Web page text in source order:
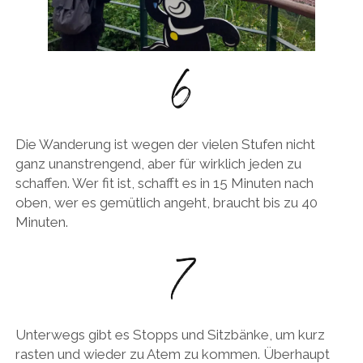
Die Wanderung ist wegen der vielen Stufen nicht
ganz unanstrengend, aber für wirklich jeden zu
schaffen. Wer fit ist, schafft es in 15 Minuten nach
oben, wer es gemütlich angeht, braucht bis zu 40
Minuten.
Unterwegs gibt es Stopps und Sitzbänke, um kurz
rasten und wieder zu Atem zu kommen. Überhaupt